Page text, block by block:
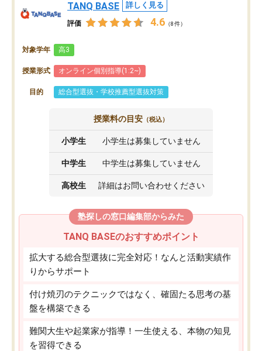
TANQ BASE 詳しく見る
評価 4.6 （8件）
対象学年 高3
授業形式 オンライン個別指導(1:2~)
目的 総合型選抜・学校推薦型選抜対策
授業料の目安 （税込）
小学生 小学生は募集していません
中学生 中学生は募集していません
高校生 詳細はお問い合わせください
塾探しの窓口編集部からみた
TANQ BASEのおすすめポイント
拡大する総合型選抜に完全対応！なんと活動実績作
りからサポート
付け焼刃のテクニックではなく、確固たる思考の基
盤を構築できる
難関大生や起業家が指導！一生使える、本物の知見
を習得できる